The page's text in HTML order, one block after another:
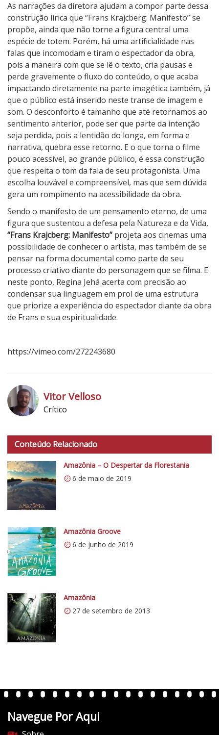
As narrações da diretora ajudam a compor parte dessa
construção lírica que “Frans Krajcberg: Manifesto” se
propõe, ainda que não torne a figura central uma
espécie de totem. Porém, há uma artificialidade nas
falas que incomodam e tiram o espectador da obra,
pois a maneira com que se lê o texto, cria pausas e
perde gravemente o fluxo do conteúdo, o que acaba
impactando diretamente na parte imagética também, já
que o público está inserido neste transe de imagem e
som. O desconforto é tamanho que até retornamos ao
sentimento anterior, pode ser que parte da intenção
seja perdida, pois a lentidão do longa, em forma e
narrativa, quebra esse retorno. E o que torna o filme
pouco acessível, ao grande público, é essa construção
que respeita o tom da fala de seu protagonista. Uma
escolha louvável e compreensível, mas que sem dúvida
gera um rompimento na acessibilidade da obra.
Sendo o manifesto de um pensamento eterno, de uma
figura que sustentou a defesa pela Natureza e da Vida,
“Frans Krajcberg: Manifesto” projeta aos cinemas uma
possibilidade de conhecer o artista, mas também de se
pensar na forma documental como parte de seu
processo criativo diante do personagem que se filma. E
neste ponto, Regina Jehá acerta com precisão ao
condensar sua linguagem em prol de uma estrutura
que priorize a experiência do espectador diante da obra
de Frans e sua espiritualidade.
https://vimeo.com/272243680
o
t
o
r
í
t
c
5
1
t
p
s
:
/
0
.
w
p
.
o
m
/
v
e
n
e
Vitor Velloso
Crítico
Conteúdo Relacionado
Amazônia – O Despertar da Florestania
6 de maio de 2019
Amazônia Groove
6 de junho de 2019
Amazônia
27 de setembro de 2013
Navegue Por Aqui